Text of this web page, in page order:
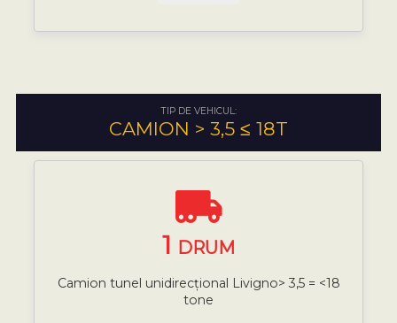
TIP DE VEHICUL:
CAMION > 3,5 ≤ 18T
1 DRUM
Camion tunel unidirecțional Livigno> 3,5 = <18
tone